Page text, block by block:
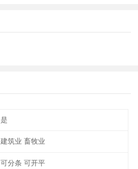
是
建筑业 畜牧业
可分条 可开平